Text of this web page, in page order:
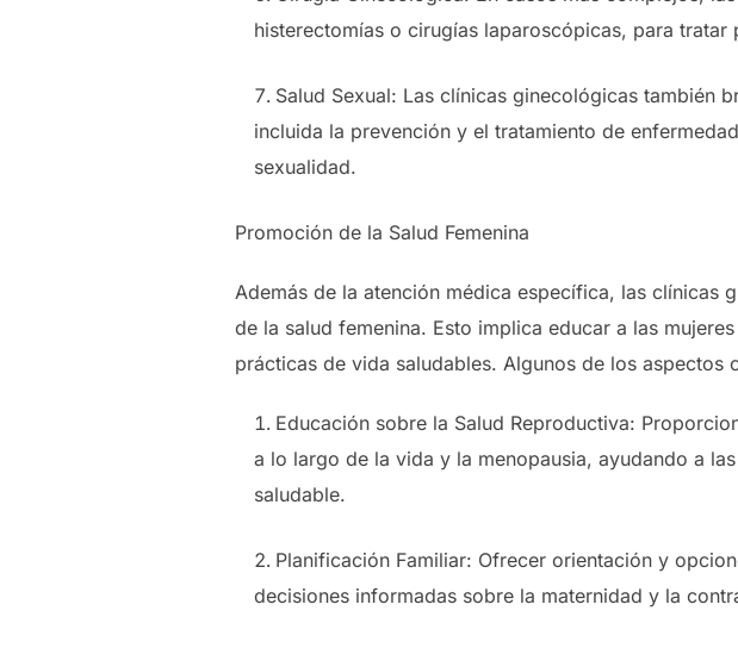
histerectomías o cirugías laparoscópicas, para
Salud Sexual: Las clínicas ginecológicas también
incluida la prevención y el tratamiento de
sexualidad.
Promoción de la Salud Femenina
Además de la atención médica específica, las clínicas
de la salud femenina. Esto implica educar a las
prácticas de vida saludables. Algunos de los
Educación sobre la Salud Reproductiva:
a lo largo de la vida y la menopausia, ayudando a
saludable.
Planificación Familiar: Ofrecer orientación y
decisiones informadas sobre la maternidad y la